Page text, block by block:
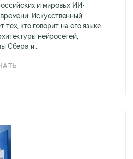
и мировых ИИ-
Искусственный
тех, кто говорит на его языке.
нейросетей,
Сбера и...